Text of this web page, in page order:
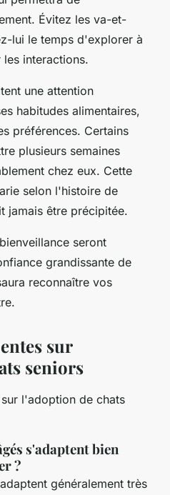
Évitez les va-et-
lui le temps d'explorer à
interactions.
une attention
habitudes alimentaires,
préférences. Certains
plusieurs semaines
chez eux. Cette
selon l'histoire de
jamais être précipitée.
seront
grandissante de
reconnaître vos
sur
seniors
s'adaptent bien
?
généralement très